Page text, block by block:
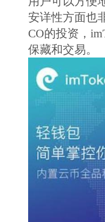
安详性方面也
CO的投资，
保藏和交易。